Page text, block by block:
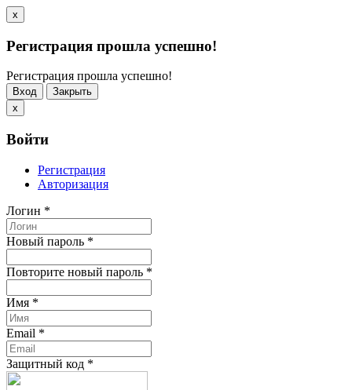
x
Регистрация прошла успешно!
Регистрация прошла успешно!
Вход
Закрыть
x
Войти
Регистрация
Авторизация
Логин *
Новый пароль *
Повторите новый пароль *
Имя *
Email *
Защитный код *